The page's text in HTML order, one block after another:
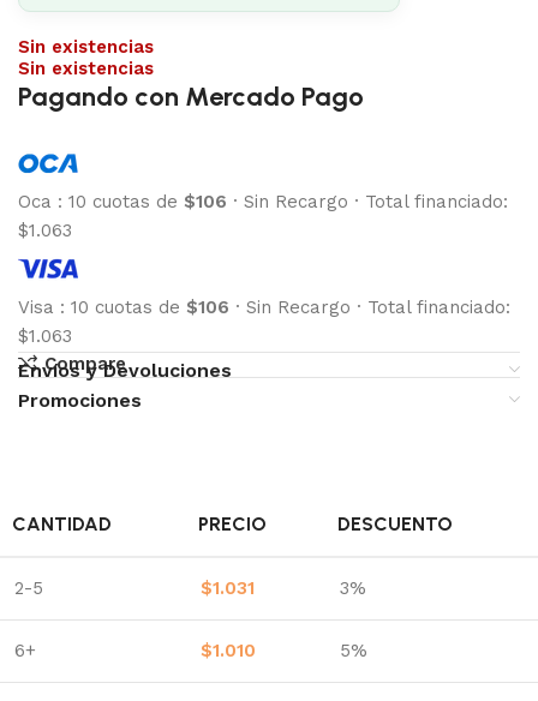
Sin existencias
Sin existencias
Pagando con Mercado Pago
Oca : 10 cuotas de $106 · Sin Recargo · Total financiado:
$1.063
Visa : 10 cuotas de $106 · Sin Recargo · Total financiado:
$1.063
Compare
Envíos y Devoluciones
Promociones
CANTIDAD PRECIO DESCUENTO
2-5 $1.031 3%
6+ $1.010 5%